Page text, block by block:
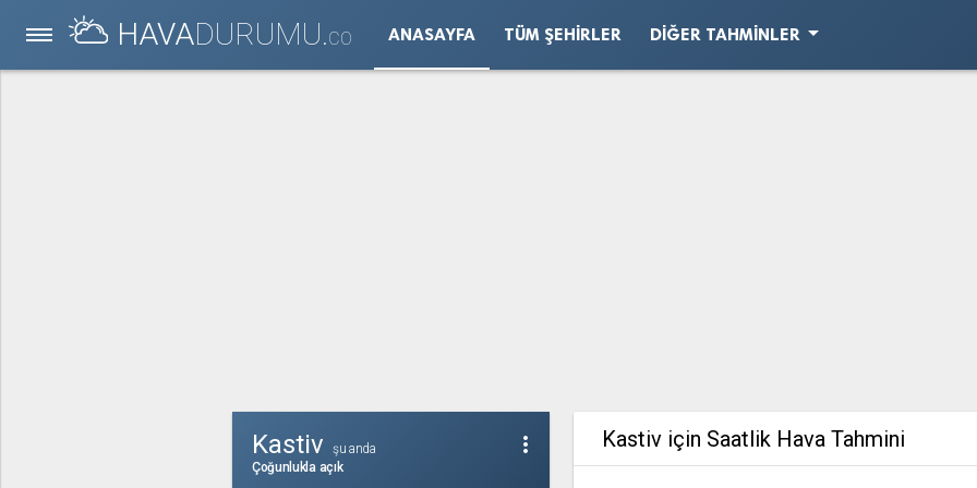
HAVADURUMU.CO ANASAYFA TÜM ŞEHIRLER DIĞER TAHMINLERarrow_drop_down
more_vert
Kastiv
şu anda
Çoğunlukla açık
Kastiv için Saatlik Hava Tahmini